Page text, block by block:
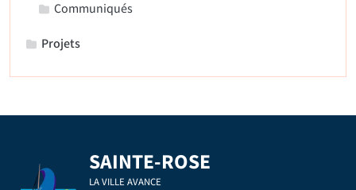
Communiqués
Projets
SAINTE-ROSE
LA VILLE AVANCE